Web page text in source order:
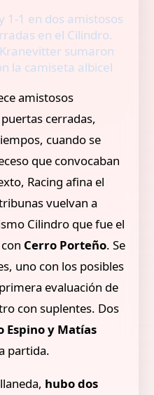
1-1 en dos amistosos
en el Cilindro.
sumaron
la camiseta albicel
amistosos
cerradas,
cuando se
que convocaban
Racing afina el
vuelvan a
Cilindro que fue el
Cerro Porteño. Se
uno con los posibles
evaluación de
con suplentes. Dos
Espino y Matías
partida.
hubo dos